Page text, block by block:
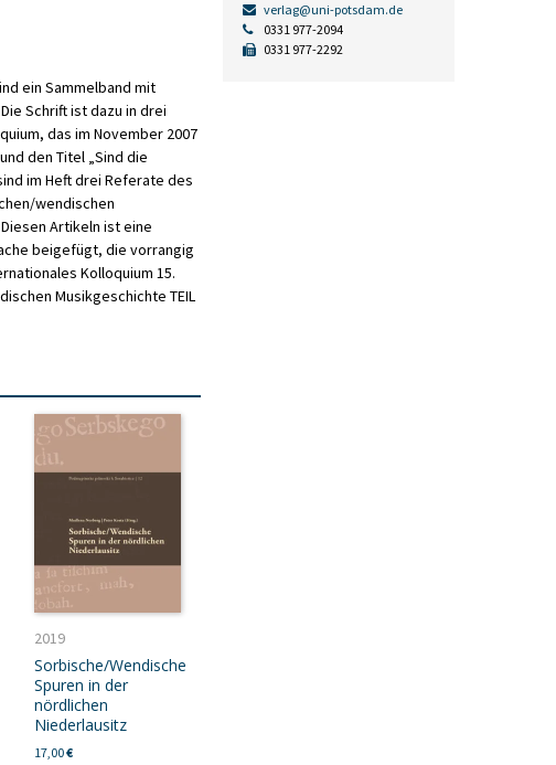
ein Sammelband mit
Schrift ist dazu in drei
das im November 2007
den Titel „Sind die
im Heft drei Referate des
wendischen
Artikeln ist eine
beigefügt, die vorrangig
Kolloquium 15.
Musikgeschichte TEIL
2019
Sorbische/Wendische
Spuren in der
nördlichen
Niederlausitz
17,00€
verlag@uni-potsdam.de
0331 977-2094
0331 977-2292